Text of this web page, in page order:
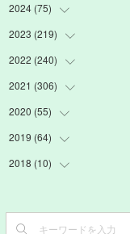
(3
(2)
(6)
(22
(16
)
(3
2024 (75)
(9)
(13
(12
(1
(4
(16
2023 (219)
(20
(18
(15
)
(13
)
(19
)
(20)
2022 (240)
(21
(20
)
(20
)
(20
)
(20)
2021 (306)
(24
)
(26
)
(23
)
(24)
2020 (55)
(3
(2
(3)
2019 (64)
(3
(15)
2018 (10)
(6)